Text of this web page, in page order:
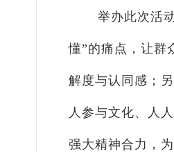
举办此次活
懂”的痛点，让群
解度与认同感；
人参与文化、人
强大精神合力，